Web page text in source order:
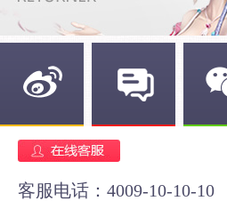
客服电话：4009-10-10-10